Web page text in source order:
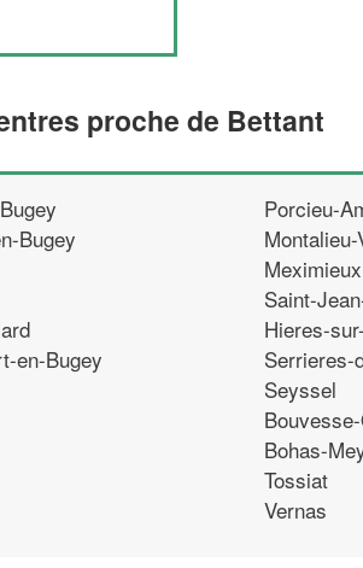
proche de Bettant
Bugey
en-Bugey
Porcieu-
Meximieux
Saint-
Hieres-
Serrieres-
Seyssel
Bohas-
Tossiat
Vernas